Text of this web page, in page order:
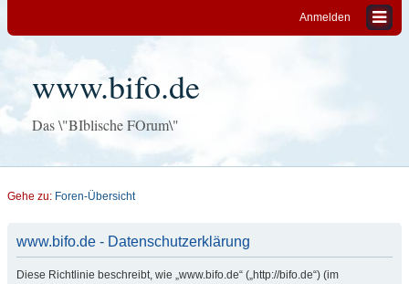
Anmelden
www.bifo.de
Das \"BIblische FOrum\"
Gehe zu: Foren-Übersicht
www.bifo.de - Datenschutzerklärung
Diese Richtlinie beschreibt, wie „www.bifo.de“ („http://bifo.de“) (im